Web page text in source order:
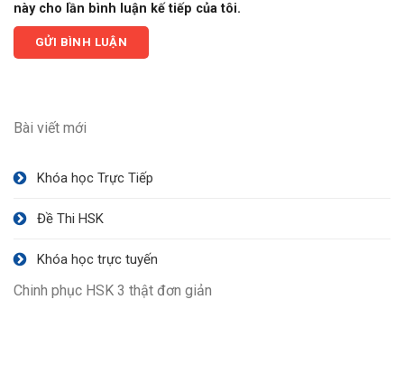
này cho lần bình luận kế tiếp của tôi.
Bài viết mới
Khóa học Trực Tiếp
Đề Thi HSK
Khóa học trực tuyến
Chinh phục HSK 3 thật đơn giản